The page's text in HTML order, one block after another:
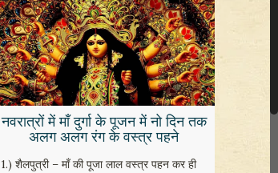
नवरात्रों में माँ दुर्गा के पूजन में नो दिन तक
अलग अलग रंग के वस्त्र पहने
1.) शैलपुत्री – माँ की पूजा लाल वस्त्र पहन कर ही